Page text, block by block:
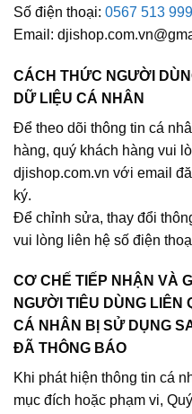
Số điện thoại: 0567 513 999
Email:
CÁCH THỨC NGƯỜI
DỮ LIỆU CÁ NHÂN
Để theo dõi thông tin cá
hàng, quý khách hàng vui
djishop.com.vn với email
ký.
Để chỉnh sửa, thay đổi
vui lòng liên hệ số điện
CƠ CHẾ TIẾP NHẬN VÀ
NGƯỜI TIÊU DÙNG LIÊN
CÁ NHÂN BỊ SỬ DỤNG
ĐÃ THÔNG BÁO
Khi phát hiện thông tin cá
mục đích hoặc phạm vi,